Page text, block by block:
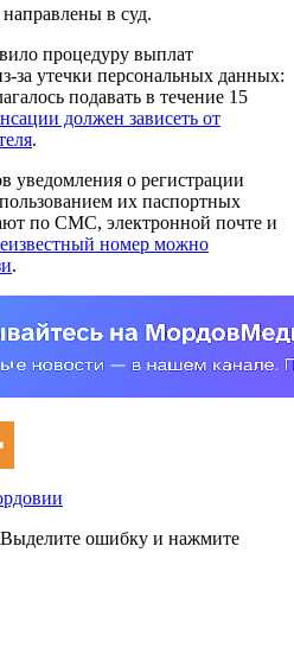
в суд.
процедуру выплат
за утечки персональных данных:
подавать в течение 15
должен зависеть от
.
уведомления о регистрации
их паспортных
по СМС, электронной почте и
номер можно
.
ошибку и нажмите